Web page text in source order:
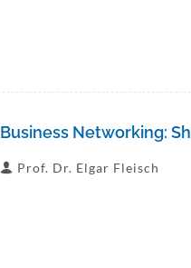
Business Networking:
Prof. Dr. Elgar Fleisch